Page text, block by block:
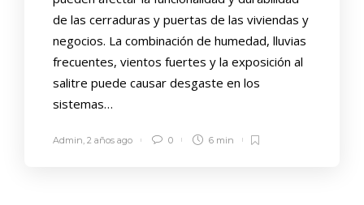
de las cerraduras y puertas de las viviendas y
negocios. La combinación de humedad, lluvias
frecuentes, vientos fuertes y la exposición al
salitre puede causar desgaste en los
sistemas…
Admin, 2 años ago 0 6 min